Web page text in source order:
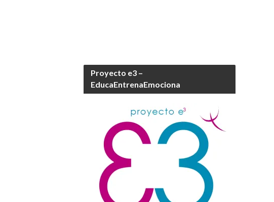
Proyecto e3 –
EducaEntrenaEmociona